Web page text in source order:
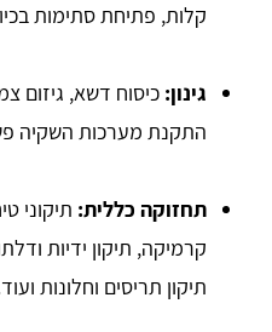
קלות, פתיחת סתימות
גינון: כיסוח דשא, גיזום
התקנת מערכות השקיה
תחזוקה כללית: תיקוני
קרמיקה, תיקון ידיות
תיקון תריסים וחלונות